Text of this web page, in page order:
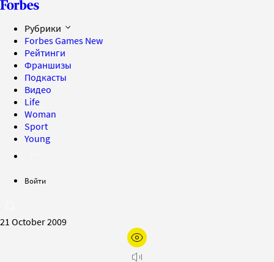
Рубрики
Forbes Games New
Рейтинги
Франшизы
Подкасты
Видео
Life
Woman
Sport
Young
Войти
21 October 2009